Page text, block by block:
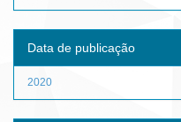
Data de publicação
2020